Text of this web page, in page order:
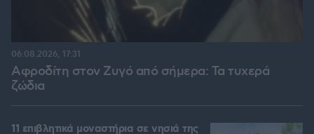
Αφροδίτη στον Ζυγό από σήμερα: Τα τυχερά
ζώδια
06.08.2026, 17:31
11 επιβλητικά μοναστήρια σε νησιά της